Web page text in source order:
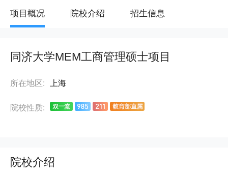
项目概况 院校介绍 招生信息
同济大学MEM工商管理硕士项目
所在地区: 上海
院校性质:
院校介绍